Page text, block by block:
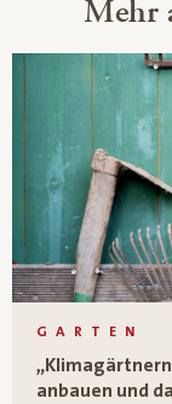
Mehr
GARTEN
anbauen und